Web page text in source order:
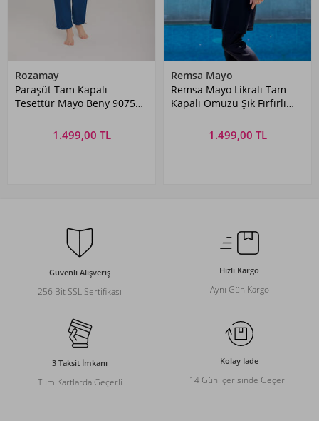
Rozamay
Paraşüt Tam Kapalı
Tesettür Mayo Beny 9075
1.499,00 TL
Remsa Mayo
Remsa Mayo Likralı Tam
Kapalı Omuzu Şık Fırfırlı
1.499,00 TL
Güvenli Alışveriş
256 Bit SSL Sertifikası
Hızlı Kargo
Aynı Gün Kargo
3 Taksit İmkanı
Tüm Kartlarda Geçerli
Kolay İade
14 Gün İçerisinde Geçerli